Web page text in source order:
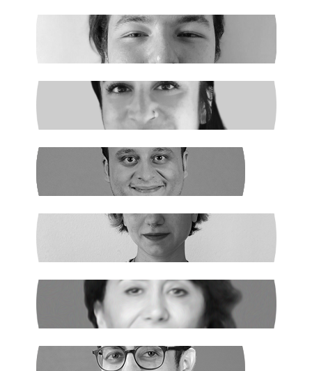
EGE ŞAHİN
Madenciler İşaret Verdi
NURSELİ GÖZÜAÇIK
Şiddetin Faili, Çocukların Katili Kim?
NEHİR SEVİM
Dünya Çapında
ILGIN GÜRSES
Açlık ve Diğer "Çözülemez" Sorunlar
RUKİYE LEYLA SÜREN
Cumhur İttifakı’nın Hedefi: Kadınlar
ÇAĞDAŞ SİNAN DAĞ